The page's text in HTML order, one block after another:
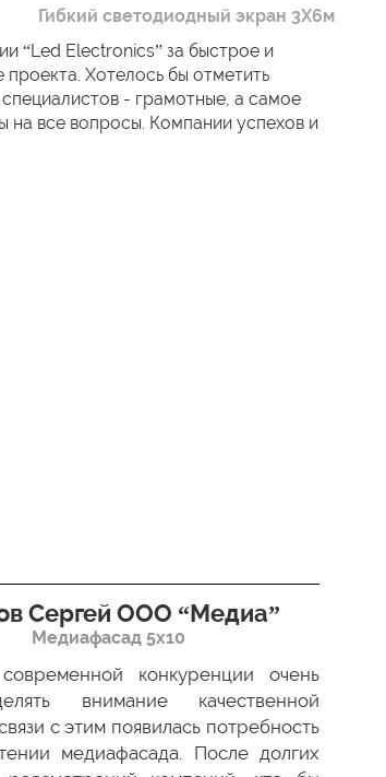
Гибкий светодиодный экран 3Х6м
“Led Electronics” за быстрое и
проекта. Хотелось бы отметить
- грамотные, а самое
на все вопросы. Компании успехов и
Сергей ООО “Медиа”
Медиафасад 5х10
конкуренции очень
внимание качественной
с этим появилась потребность
медиафасада. После долгих